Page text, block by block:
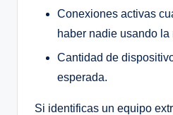
Conexiones activas
haber nadie usando la
Cantidad de
esperada.
Si identificas un equipo